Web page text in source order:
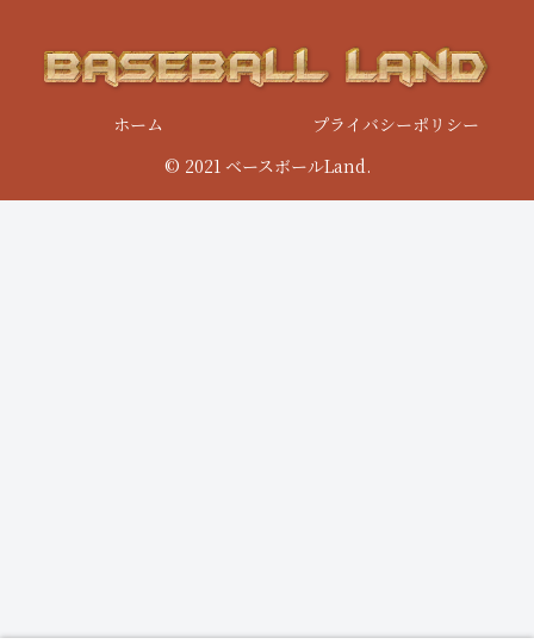
ホーム
プライバシーポリシー
© 2021 ベースボールLand.